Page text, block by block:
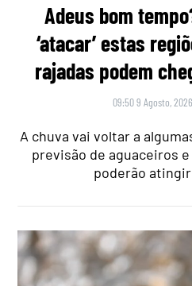
Adeus bom
‘atacar’ estas
rajadas podem
09:50 9 Agosto, 2026
A chuva vai voltar a
previsão de aguaceiros
poderão